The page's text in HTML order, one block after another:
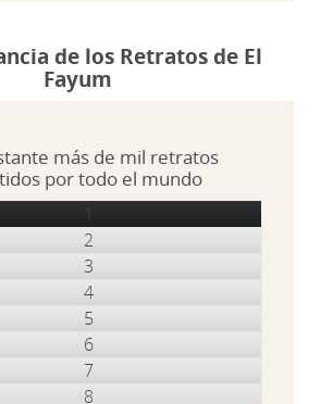
de los Retratos de El
Fayum
más de mil retratos
por todo el mundo
1
2
3
4
5
6
7
8